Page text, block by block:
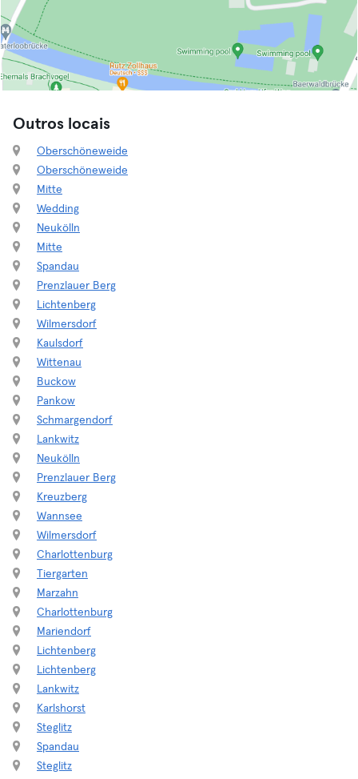
Outros locais
Oberschöneweide
Oberschöneweide
Mitte
Wedding
Neukölln
Mitte
Spandau
Prenzlauer Berg
Lichtenberg
Wilmersdorf
Kaulsdorf
Wittenau
Buckow
Pankow
Schmargendorf
Lankwitz
Neukölln
Prenzlauer Berg
Kreuzberg
Wannsee
Wilmersdorf
Charlottenburg
Tiergarten
Marzahn
Charlottenburg
Mariendorf
Lichtenberg
Lichtenberg
Lankwitz
Karlshorst
Steglitz
Spandau
Steglitz